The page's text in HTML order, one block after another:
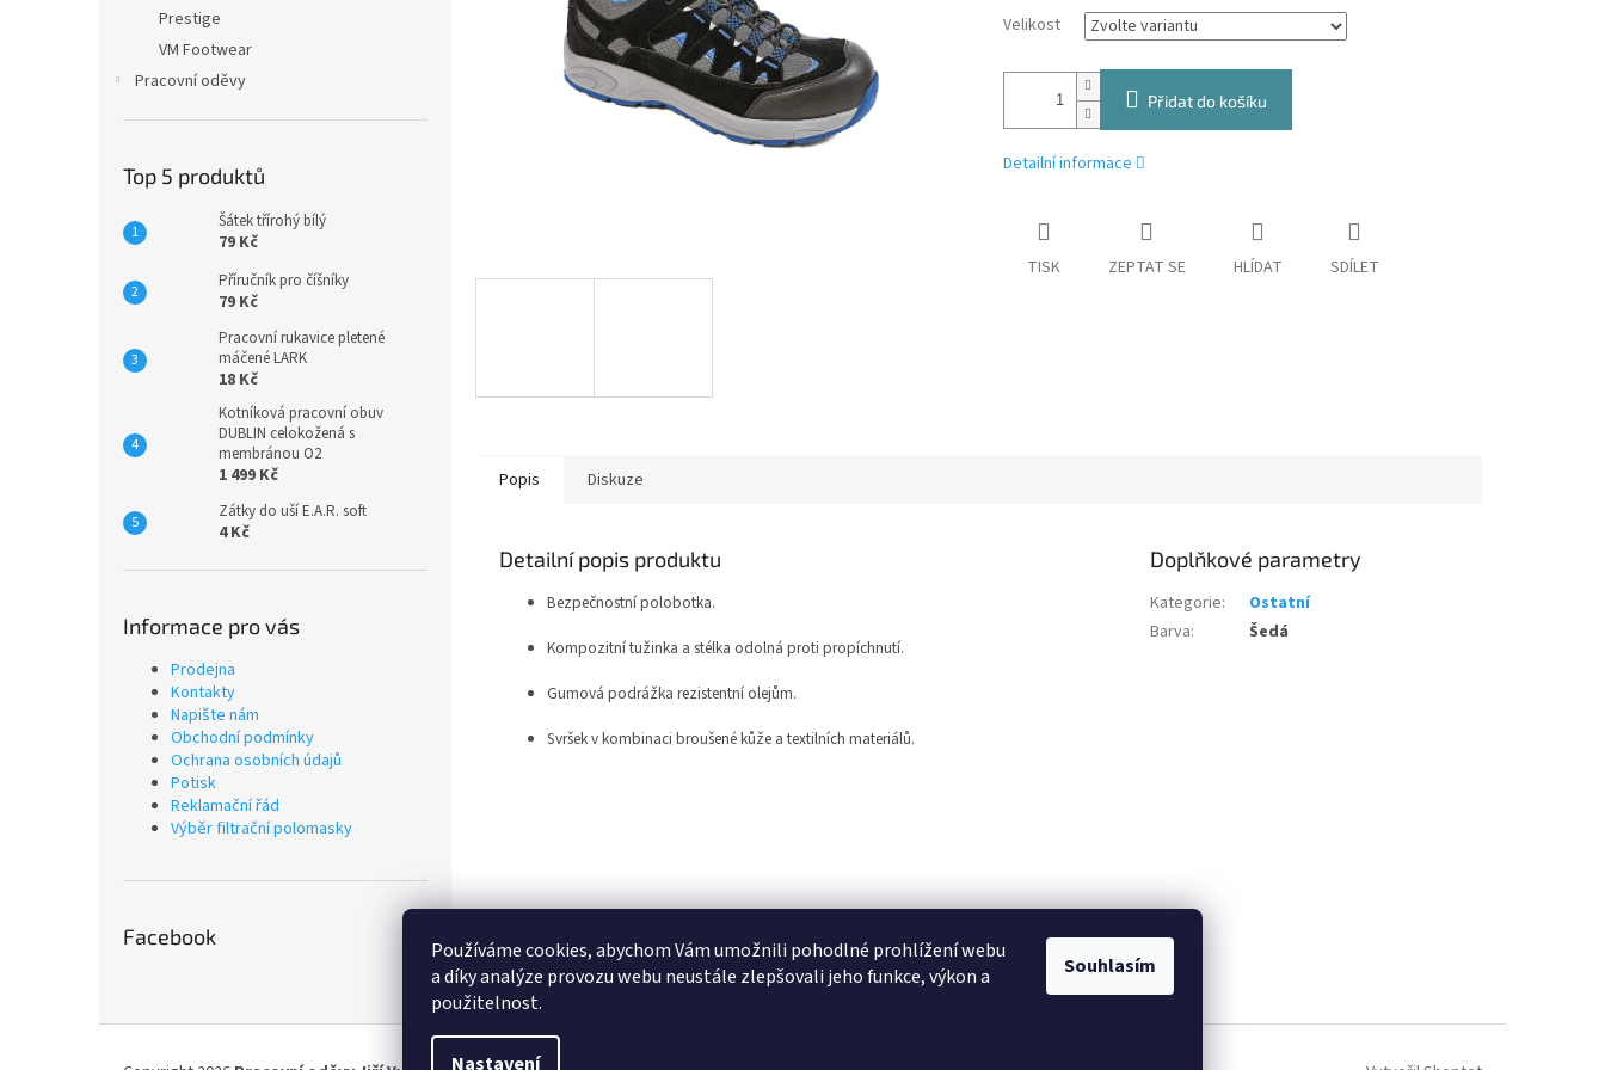
Používáme cookies, abychom Vám umožnili pohodlné prohlížení webu
a díky analýze provozu webu neustále zlepšovali jeho funkce, výkon a
použitelnost.
Nastavení
Souhlasím
Prestige
VM Footwear
Pracovní oděvy
Top 5 produktů
Šátek třírohý bílý
79 Kč
Příručník pro číšníky
79 Kč
Pracovní rukavice pletené
máčené LARK
18 Kč
Kotníková pracovní obuv
DUBLIN celokožená s
membránou O2
1 499 Kč
Zátky do uší E.A.R. soft
4 Kč
Informace pro vás
Prodejna
Kontakty
Napište nám
Obchodní podmínky
Ochrana osobních údajů
Potisk
Reklamační řád
Výběr filtrační polomasky
Facebook
Velikost
Přidat do košíku
Detailní informace
TISK ZEPTAT SE HLÍDAT SDÍLET
Popis Diskuze
Detailní popis produktu
Bezpečnostní polobotka.
Kompozitní tužinka a stélka odolná proti propíchnutí.
Gumová podrážka rezistentní olejům.
Svršek v kombinaci broušené kůže a textilních materiálů.
Doplňkové parametry
Kategorie:
Ostatní
Barva: Šedá